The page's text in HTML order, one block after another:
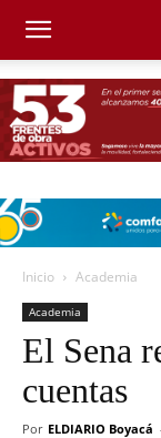
Inicio Academia
Academia
El Sena
cuentas
Por ELDIARIO Boyacá